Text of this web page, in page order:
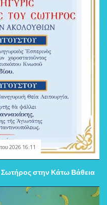
2026 16:11
στην Κάτω Βάθεια